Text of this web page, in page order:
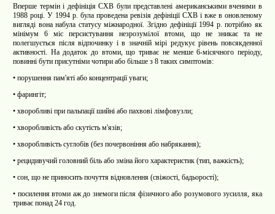
Вперше термін і дефініція СХВ були представлені американськими вченими в
1988 році. У 1994 р. була проведена ревізія дефініції СХВ і вже в оновленому
вигляді вона набула статусу міжнародної. Згідно дефініції 1994 р. потрібно як
мінімум 6 міс персистування незрозумілої втоми, що не зникає та не
полегшується після відпочинку і в значній мірі редукує рівень повсякденної
активності. На додаток до втоми, що триває не менше 6-місячного періоду,
повинні бути присутніми чотири або більше з 8 таких симптомів:
• порушення пам'яті або концентрації уваги;
• фарингіт;
• хворобливі при пальпації шийні або пахвові лімфовузли;
• хворобливість або скутість м'язів;
• хворобливість суглобів (без почервоніння або набрякання);
• рецидивучий головний біль або зміна його характеристик (тип, важкість);
• сон, що не приносить почуття відновлення (свіжості, бадьорості);
• посилення втоми аж до знемоги після фізичного або розумового зусилля, яка
триває понад 24 год.